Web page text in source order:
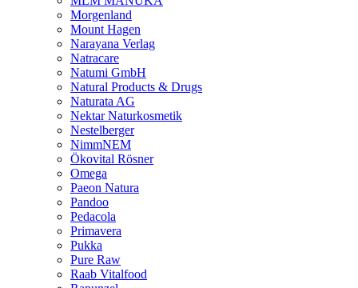
Morgenland
Mount Hagen
Narayana Verlag
Natracare
Natumi GmbH
Natural Products & Drugs
Naturata AG
Nektar Naturkosmetik
Nestelberger
NimmNEM
Ökovital Rösner
Omega
Paeon Natura
Pandoo
Pedacola
Primavera
Pukka
Pure Raw
Raab Vitalfood